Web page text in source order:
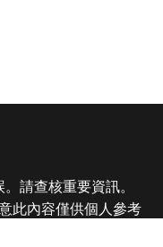
請查核重要資訊。
此內容僅供個人參考